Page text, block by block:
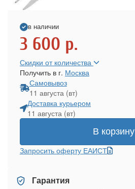
в наличии
3 600 р.
Скидки от количества
Получить в г. Москва
Самовывоз
11 августа (вт)
Доставка курьером
11 августа (вт)
В корзину
Запросить оферту ЕАИСТ
Гарантия